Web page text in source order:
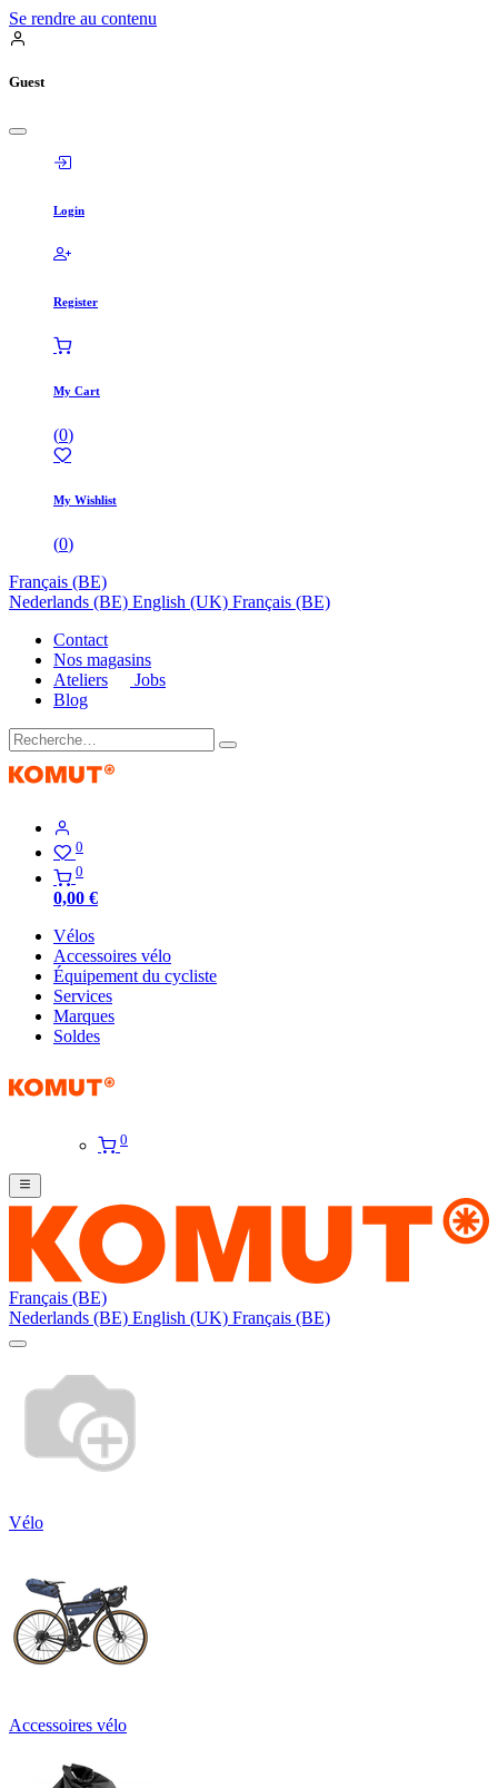
Se rendre au contenu
Guest
Login
Register
My Cart
(0)
My Wishlist
(0)
Français (BE)
Nederlands (BE) English (UK) Français (BE)
Contact
Nos magasins
Ateliers
Jobs
Blog
0
0
0,00 €
Vélos
Accessoires vélo
Équipement du cycliste
Services
Marques
Soldes
0
Français (BE)
Nederlands (BE) English (UK) Français (BE)
Vélo
Accessoires vélo